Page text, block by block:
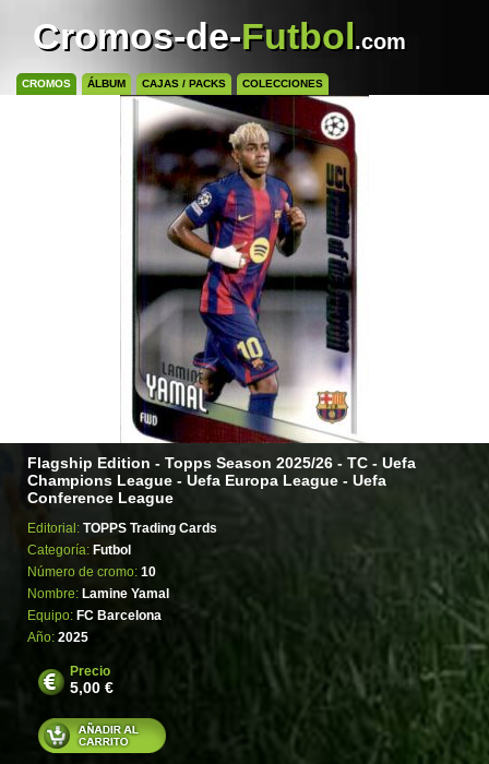
Cromos-de-Futbol.com
CROMOS ÁLBUM CAJAS / PACKS COLECCIONES
Flagship Edition - Topps Season 2025/26 - TC - Uefa
Champions League - Uefa Europa League - Uefa
Conference League
Editorial: TOPPS Trading Cards
Categoría: Futbol
Número de cromo: 10
Nombre: Lamine Yamal
Equipo: FC Barcelona
Año: 2025
Precio
5,00 €